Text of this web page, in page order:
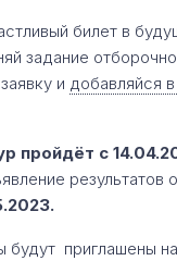
билет в
задание
и добавляйся
пройдёт с
результатов
приглашены